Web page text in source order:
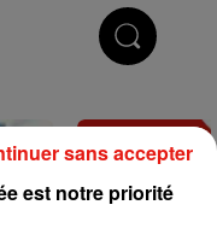
est notre priorité
sans accepter